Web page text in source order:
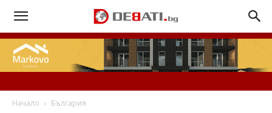
Начало България